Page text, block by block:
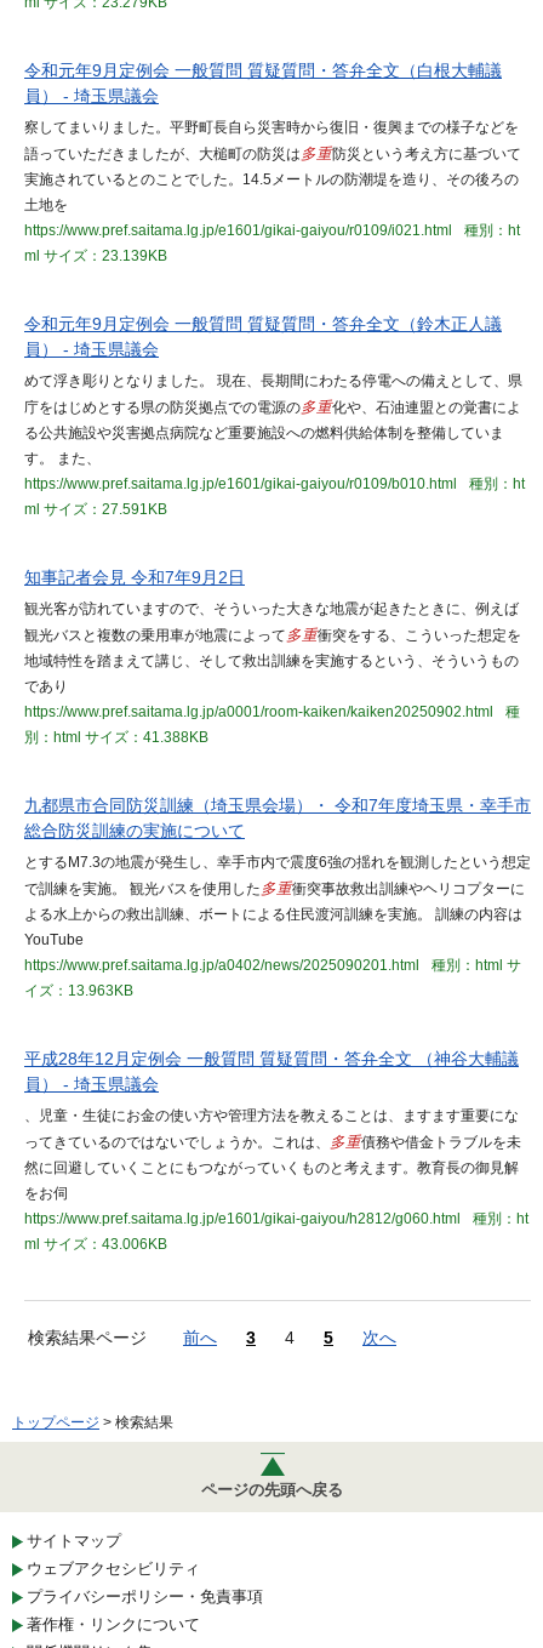
令和元年9月定例会 一般質問 質疑質問・答弁全文（白根大輔議
員） - 埼玉県議会
察してまいりました。平野町長自ら災害時から復旧・復興までの様子などを
語っていただきましたが、大槌町の防災は 多重防災という考え方に基づいて
実施されているとのことでした。14.5メートルの防潮堤を造り、その後ろの
土地を
https://www.pref.saitama.lg.jp/e1601/gikai-gaiyou/r0109/i021.html
種別：ht
ml サイズ：23.139KB
令和元年9月定例会 一般質問 質疑質問・答弁全文（鈴木正人議
員） - 埼玉県議会
めて浮き彫りとなりました。 現在、長期間にわたる停電への備えとして、県
庁をはじめとする県の防災拠点での電源の多重化や、石油連盟との覚書によ
る公共施設や災害拠点病院など重要施設への燃料供給体制を整備していま
す。 また、
https://www.pref.saitama.lg.jp/e1601/gikai-gaiyou/r0109/b010.html
種別：ht
ml サイズ：27.591KB
知事記者会見 令和7年9月2日
観光客が訪れていますので、そういった大きな地震が起きたときに、例えば
観光バスと複数の乗用車が地震によって 多重衝突をする、こういった想定を
地域特性を踏まえて講じ、そして救出訓練を実施するという、そういうもの
であり
https://www.pref.saitama.lg.jp/a0001/room-kaiken/kaiken20250902.html
種
別：html サイズ：41.388KB
九都県市合同防災訓練（埼玉県会場）・ 令和7年度埼玉県・幸手市
総合防災訓練の実施について
とするM7.3の地震が発生し、幸手市内で震度6強の揺れを観測したという想定
で訓練を実施。 観光バスを使用した 多重衝突事故救出訓練やヘリコプターに
よる水上からの救出訓練、ボートによる住民渡河訓練を実施。 訓練の内容は
YouTube
https://www.pref.saitama.lg.jp/a0402/news/2025090201.html
種別：html サ
イズ：13.963KB
平成28年12月定例会 一般質問 質疑質問・答弁全文 （神谷大輔議
員） - 埼玉県議会
、児童・生徒にお金の使い方や管理方法を教えることは、ますます重要にな
ってきているのではないでしょうか。これは、
多重債務や借金トラブルを未
然に回避していくことにもつながっていくものと考えます。教育長の御見解
をお伺
https://www.pref.saitama.lg.jp/e1601/gikai-gaiyou/h2812/g060.html
種別：ht
ml サイズ：43.006KB
検索結果ページ 前へ 3 4 5 次へ
トップページ > 検索結果
ページの先頭へ戻る
サイトマップ
ウェブアクセシビリティ
プライバシーポリシー・免責事項
著作権・リンクについて